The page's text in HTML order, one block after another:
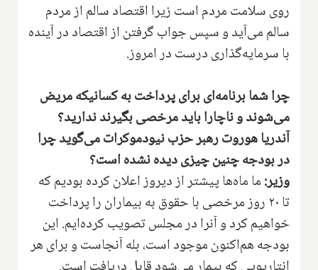
روی سلامت مردم است زیرا اقتصاد سالم از مردم
سالم می‌آید و سپس جواب گرفتن از اقتصاد در آینده
با سرمایه‌گذاری درست در امروز.
چرا شما برنامه‌ای برای پرداخت به کسانیکه مریض
می‌شوند و ناچارا باید مرخصی بگیرند ندارید؟
آندریا هوروت رهبر حزب نیودموکرات می‌گوید چرا
در بودجه چنین چیزی دیده نشده است؟
وزیر:ما ماه‌ها پیشتر از دیروز اعلان کرده بودیم که
تا ۲۰ روز مرخصی با حقوق به بیماران را پرداخت
خواهیم کرد و آنرا در مجلس تصویب کرده‌ایم. این
بودجه هم‌اکنون موجود است، بله آنجاست و برای هر